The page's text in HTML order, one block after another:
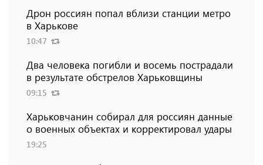
Дрон россиян попал вблизи станции метро
в Харькове
10:47
Два человека погибли и восемь пострадали
в результате обстрелов Харьковщины
09:15
Харьковчанин собирал для россиян данные
о военных объектах и ​​корректировал удары
19:25